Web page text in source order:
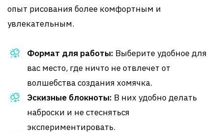
опыт рисования более комфортным и
увлекательным.
Формат для работы: Выберите удобное для
вас место, где ничто не отвлечет от
волшебства создания хомячка.
Эскизные блокноты: В них удобно делать
наброски и не стесняться
экспериментировать.